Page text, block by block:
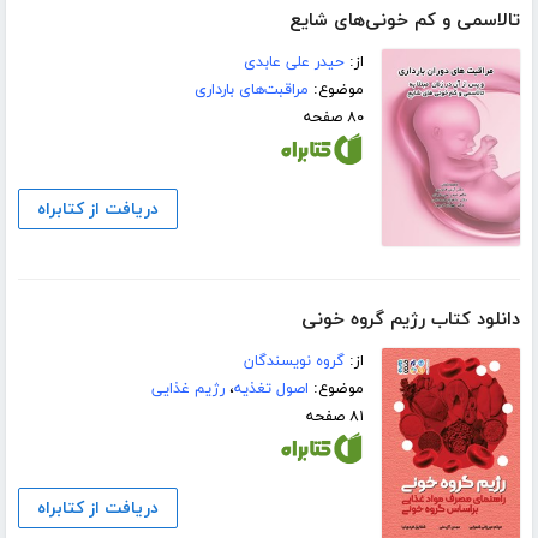
تالاسمی و کم خونی‌های شایع
از:حیدر علی عابدی
موضوع: مراقبت‌های بارداری
۸۰ صفحه
دریافت از کتابراه
دانلود کتاب رژیم گروه خونی
از:گروه نویسندگان
موضوع: اصول تغذیه،رژیم غذایی
۸۱ صفحه
دریافت از کتابراه